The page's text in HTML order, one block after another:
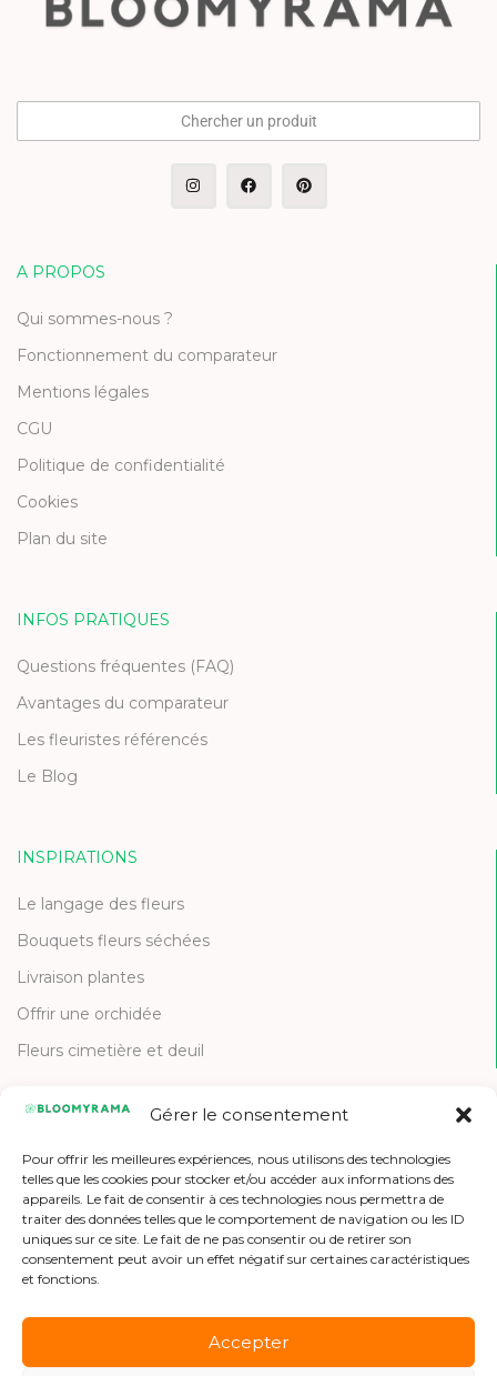
Gérer le consentement
Pour offrir les meilleures expériences, nous utilisons des technologies
telles que les cookies pour stocker et/ou accéder aux informations des
appareils. Le fait de consentir à ces technologies nous permettra de
traiter des données telles que le comportement de navigation ou les ID
uniques sur ce site. Le fait de ne pas consentir ou de retirer son
consentement peut avoir un effet négatif sur certaines caractéristiques
et fonctions.
Accepter
Chercher un produit
A PROPOS
Qui sommes-nous ?
Fonctionnement du comparateur
Mentions légales
CGU
Politique de confidentialité
Cookies
Plan du site
INFOS PRATIQUES
Questions fréquentes (FAQ)
Avantages du comparateur
Les fleuristes référencés
Le Blog
INSPIRATIONS
Le langage des fleurs
Bouquets fleurs séchées
Livraison plantes
Offrir une orchidée
Fleurs cimetière et deuil
Contactez-nous
Etre référencé
Offres d'emploi